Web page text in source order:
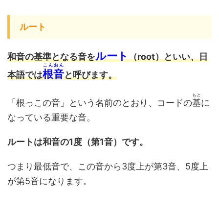
ルート
和音の基準となる音をルート（root）といい、日
本語では根音
こんおん
と呼びます。
「根っこの音」という名前のとおり、コードの基
もと
に
なっている重要な音。
ルートは和音の1度（第1音）です。
つまり最低音で、この音から3度上が第3音、5度上
が第5音になります。